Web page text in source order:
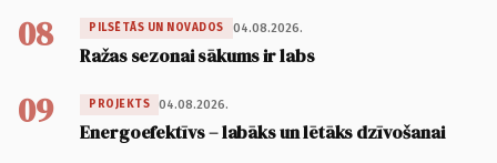
08 PILSĒTĀS UN NOVADOS 04.08.2026.
Ražas sezonai sākums ir labs
09 PROJEKTS 04.08.2026.
Energoefektīvs – labāks un lētāks dzīvošanai